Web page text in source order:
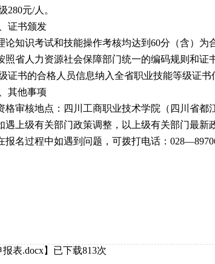
280元/人。
证书颁发
论知识考试和技能操作考核均达到60分（含）为
照省人力资源社会保障部门统一的编码规则和
证书的合格人员信息纳入全省职业技能等级证书
其他事项
格审核地点：四川工商职业技术学院（四川省都
遇上级有关部门政策调整，以上级有关部门最新
报名过程中如遇到问题，可拨打电话：
报表.docx】已下载813次